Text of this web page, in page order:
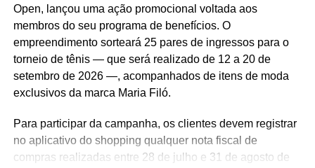
precisava reforçar os atributos da marca, gerar conversa e
manter o Café Evolutto presente na rotina das pessoas. A
combinação entre mecânica simples, premiações
atrativas, comunicação integrada e a chegada do Edu
Guedes nos permite manter a marca presente na rotina
do consumidor durante todo o período da campanha”,
Cooxupé.
Open, lançou uma ação promocional voltada aos
membros do seu programa de benefícios. O
empreendimento sorteará 25 pares de ingressos para o
torneio de tênis — que será realizado de 12 a 20 de
setembro de 2026 —, acompanhados de itens de moda
exclusivos da marca Maria Filó.
Para participar da campanha, os clientes devem registrar
no aplicativo do shopping qualquer nota fiscal de
compras realizadas entre 28 de julho e 31 de agosto de